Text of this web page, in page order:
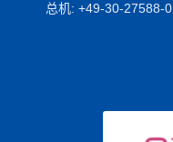
总机: +49-30-27588-0